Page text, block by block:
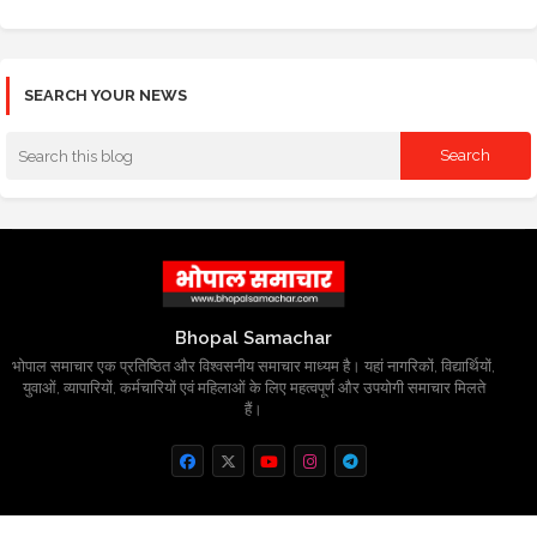
SEARCH YOUR NEWS
Bhopal Samachar
भोपाल समाचार एक प्रतिष्ठित और विश्वसनीय समाचार माध्यम है। यहां नागरिकों, विद्यार्थियों,
युवाओं, व्यापारियों, कर्मचारियों एवं महिलाओं के लिए महत्वपूर्ण और उपयोगी समाचार मिलते
हैं।